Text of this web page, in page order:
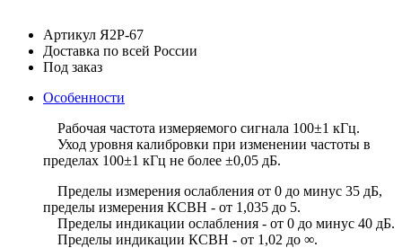
Артикул Я2Р-67
Доставка по всей России
Под заказ
Особенности
Рабочая частота измеряемого сигнала 100±1 кГц.
Уход уровня калибровки при изменении частоты в
пределах 100±1 кГц не более ±0,05 дБ.
Пределы измерения ослабления от 0 до минус 35 дБ,
пределы измерения КСВН - от 1,035 до 5.
Пределы индикации ослабления - от 0 до минус 40 дБ.
Пределы индикации КСВН - от 1,02 до ∞.